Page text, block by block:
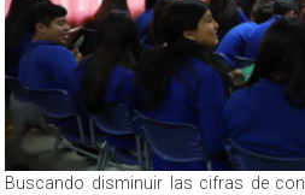
Buscando disminuir las cifras de